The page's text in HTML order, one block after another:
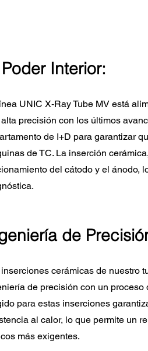
Interior:
UNIC X-Ray Tube MV está
precisión con los últimos
de I+D para garantizar
de TC. La inserción
del cátodo y el ánodo,
de
cerámicas de nuestro
de precisión con un
para estas inserciones
al calor, lo que permite un
más exigentes.